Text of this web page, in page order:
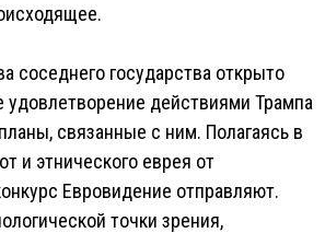
соседнего государства открыто
удовлетворение действиями Трампа
связанные с ним. Полагаясь в
и этнического еврея от
Евровидение отправляют.
точки зрения,